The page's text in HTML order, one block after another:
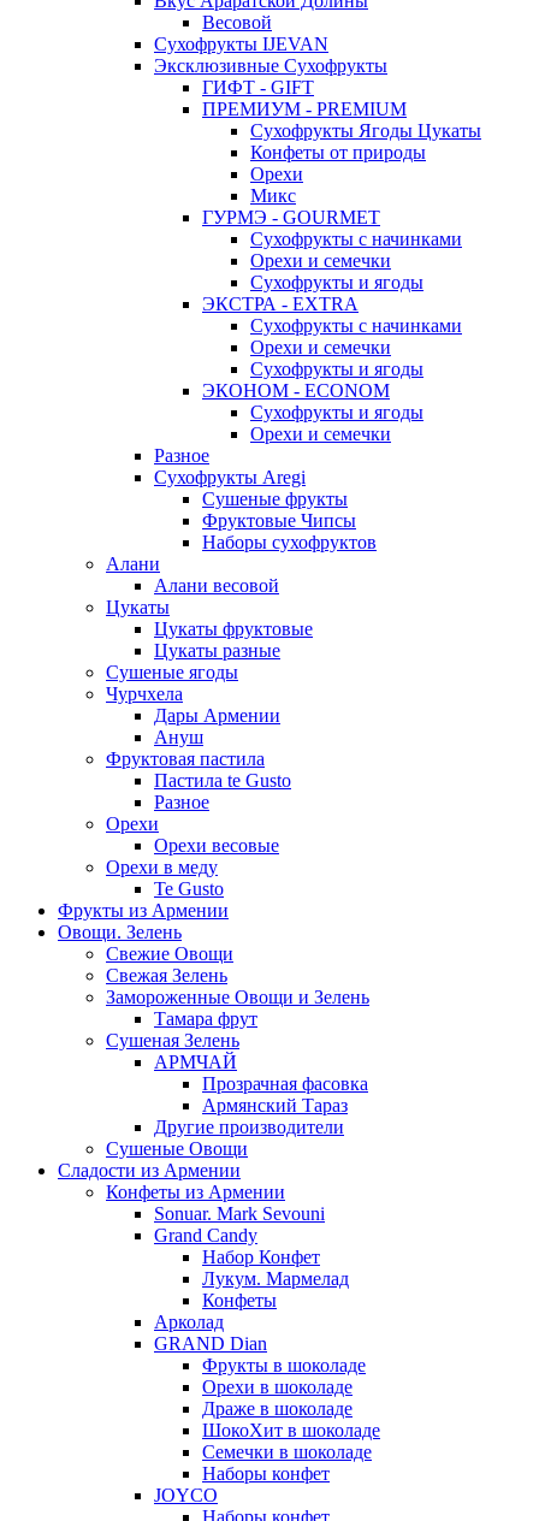
Весовой
Сухофрукты IJEVAN
Эксклюзивные Сухофрукты
ГИФТ - GIFT
ПРЕМИУМ - PREMIUM
Сухофрукты Ягоды Цукаты
Конфеты от природы
Орехи
Микс
ГУРМЭ - GOURMET
Сухофрукты с начинками
Орехи и семечки
Сухофрукты и ягоды
ЭКСТРА - EXTRA
Сухофрукты с начинками
Орехи и семечки
Сухофрукты и ягоды
ЭКОНОМ - ECONOM
Сухофрукты и ягоды
Орехи и семечки
Разное
Сухофрукты Aregi
Сушеные фрукты
Фруктовые Чипсы
Наборы сухофруктов
Алани
Алани весовой
Цукаты
Цукаты фруктовые
Цукаты разные
Сушеные ягоды
Чурчхела
Дары Армении
Ануш
Фруктовая пастила
Пастила te Gusto
Разное
Орехи
Орехи весовые
Орехи в меду
Te Gusto
Фрукты из Армении
Овощи. Зелень
Свежие Овощи
Свежая Зелень
Замороженные Овощи и Зелень
Тамара фрут
Сушеная Зелень
АРМЧАЙ
Прозрачная фасовка
Армянский Тараз
Другие производители
Сушеные Овощи
Сладости из Армении
Конфеты из Армении
Sonuar. Mark Sevouni
Grand Candy
Набор Конфет
Лукум. Мармелад
Конфеты
Арколад
GRAND Dian
Фрукты в шоколаде
Орехи в шоколаде
Драже в шоколаде
ШокоХит в шоколаде
Семечки в шоколаде
Наборы конфет
JOYCO
Наборы конфет